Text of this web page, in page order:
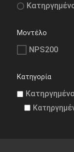
Μοντέλο
NPS200
Κατηγορία